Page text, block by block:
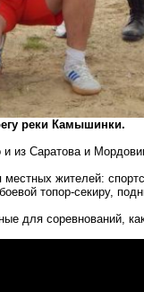
реки Камышинки.
из Саратова и
жителей:
топор-секиру,
для соревнований,